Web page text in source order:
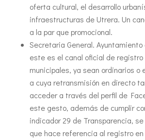
oferta cultural, el desarrollo
infraestructuras de Utrera. Un
a la par que promocional.
Secretaria General. Ayuntamiento
este es el canal oficial de registro
municipales, ya sean ordinarios o
a cuya retransmisión en directo
acceder a través del perfil de
este gesto, además de cumplir
indicador 29 de Transparencia, se
que hace referencia al registro